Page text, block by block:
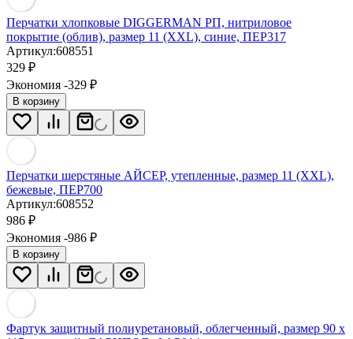
Перчатки хлопковые DIGGERMAN РП, нитриловое
покрытие (облив), размер 11 (XXL), синие, ПЕР317
Артикул:608551
329 ₽
Экономия -329 ₽
В корзину
Перчатки шерстяные АЙСЕР, утепленные, размер 11 (XXL),
бежевые, ПЕР700
Артикул:608552
986 ₽
Экономия -986 ₽
В корзину
Фартук защитный полиуретановый, облегченный, размер 90 х